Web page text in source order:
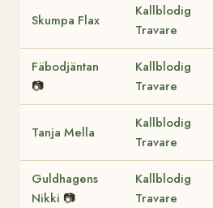
Skumpa Flax
Kallblodig
Travare
Fäbodjäntan
📷
Kallblodig
Travare
Tanja Mella
Kallblodig
Travare
Guldhagens
Nikki 📷
Kallblodig
Travare